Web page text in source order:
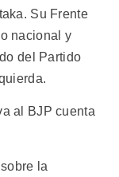
Su Frente
nacional y
del Partido
al BJP cuenta
la